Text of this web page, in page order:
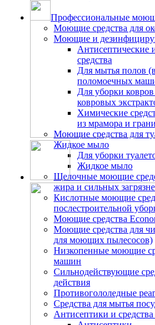
Профессиональные
Моющие средства для
Моющие и
средства
Для мытья полов
поломоечных
Для уборки
ковровых
Химические
из мрамора и
Моющие средства для
Жидкое мыло
Для уборки
Жидкое мыло
Щелочные моющие
жира и сильных
Кислотные моющие
послестроительной
Моющие средства
Моющие средства для
для моющих пылесосов)
Низкопенные моющие
машин
Сильнодействующие
действия
Противогололедные
Средства для мытья
Антисептики и